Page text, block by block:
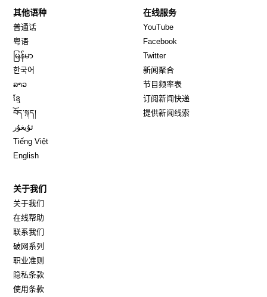
其他语种
普通话
粤语
မြန်မာ
한국어
ລາວ
ខ្មែ
བོད་སྐད།
ئۇيغۇر
Tiếng Việt
English
在线服务
YouTube
Facebook
TwitterOpens in new window
新闻聚合
节目频率表
订阅新闻快递
提供新闻线索
关于我们
关于我们
在线帮助
联系我们
破网系列
职业准则
隐私条款
使用条款